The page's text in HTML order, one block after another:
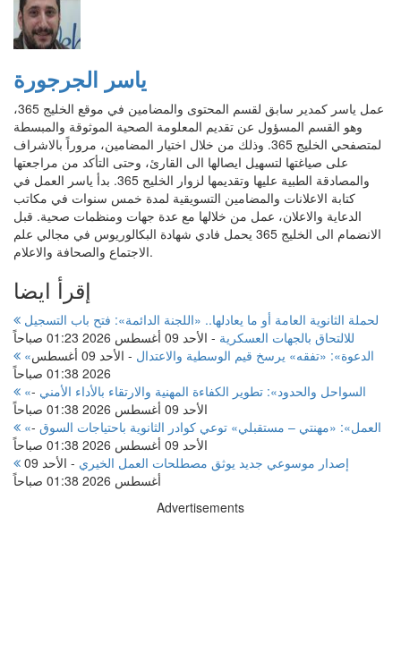
ياسر الجرجورة
عمل ياسر كمدير سابق لقسم المحتوى والمضامين في موقع الخليج 365،
وهو القسم المسؤول عن تقديم المعلومة الصحية الموثوقة والمبسطة
لمتصفحي الخليج 365. وذلك من خلال اختيار المضامين، مروراً بالاشراف
على صياغتها لتسهيل ايصالها الى القارئ، وحتى التأكد من مراجعتها
والمصادقة الطبية عليها وتقديمها لزوار الخليج 365. بدأ ياسر العمل في
كتابة الاعلانات والمضامين التسويقية لمدة خمس سنوات في مكاتب
الدعاية والاعلان، عمل من خلالها مع عدة جهات ومنظمات صحية. قبل
الانضمام الى الخليج 365 يحمل فادي شهادة البكالوريوس في مجالي علم
الاجتماع والصحافة والاعلام.
إقرأ ايضا
للالتحاق بالجهات العسكرية - الأحد 09 أغسطس 2026 01:23 صباحاً
«الدعوة»: «تفقه» يرسخ قيم الوسطية والاعتدال -
الأحد 09 أغسطس
2026 01:38 صباحاً
«السواحل والحدود»: تطوير الكفاءة المهنية والارتقاء بالأداء الأمني -
الأحد 09 أغسطس 2026 01:38 صباحاً
«العمل»: «مهنتي – مستقبلي» توعي كوادر الثانوية باحتياجات السوق -
الأحد 09 أغسطس 2026 01:38 صباحاً
إصدار موسوعي جديد يوثق مصطلحات العمل الخيري -
الأحد 09
أغسطس 2026 01:38 صباحاً
Advertisements